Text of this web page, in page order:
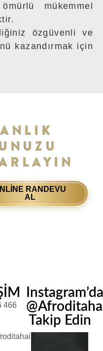
mükemmel
özgüvenli ve
kazandırmak için
RANDEVU
AL
466
Instagram’da
Takip Edin